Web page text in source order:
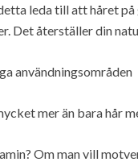
leda till att håret
Det återställer din
användningsområden
mer än bara hår
Om man vill